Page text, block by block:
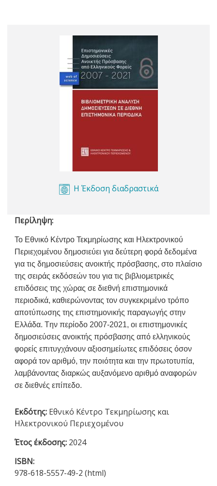
Η Έκδοση διαδραστικά
Περίληψη:
Το Εθνικό Κέντρο Τεκμηρίωσης και Ηλεκτρονικού
Περιεχομένου δημοσιεύει για δεύτερη φορά δεδομένα
για τις δημοσιεύσεις ανοικτής πρόσβασης, στο πλαίσιο
της σειράς εκδόσεών του για τις βιβλιομετρικές
επιδόσεις της χώρας σε διεθνή επιστημονικά
περιοδικά, καθιερώνοντας τον συγκεκριμένο τρόπο
αποτύπωσης της επιστημονικής παραγωγής στην
Ελλάδα. Tην περίοδο 2007-2021, οι επιστημονικές
δημοσιεύσεις ανοικτής πρόσβασης από ελληνικούς
φορείς επιτυγχάνουν αξιοσημείωτες επιδόσεις όσον
αφορά τον αριθμό, την ποιότητα και την πρωτοτυπία,
λαμβάνοντας διαρκώς αυξανόμενο αριθμό αναφορών
σε διεθνές επίπεδο.
Εκδότης: Εθνικό Κέντρο Τεκμηρίωσης και
Ηλεκτρονικού Περιεχομένου
Έτος έκδοσης: 2024
ISBN:
978-618-5557-49-2 (html)